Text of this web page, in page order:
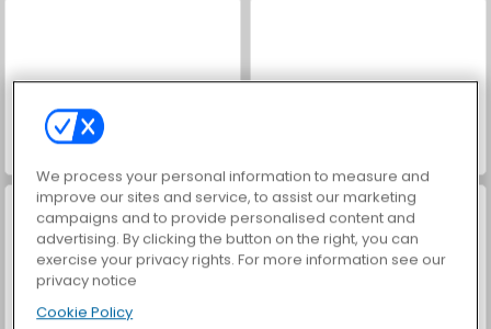
We process your personal information to measure and
improve our sites and service, to assist our marketing
campaigns and to provide personalised content and
advertising. By clicking the button on the right, you can
exercise your privacy rights. For more information see our
privacy notice
Cookie Policy